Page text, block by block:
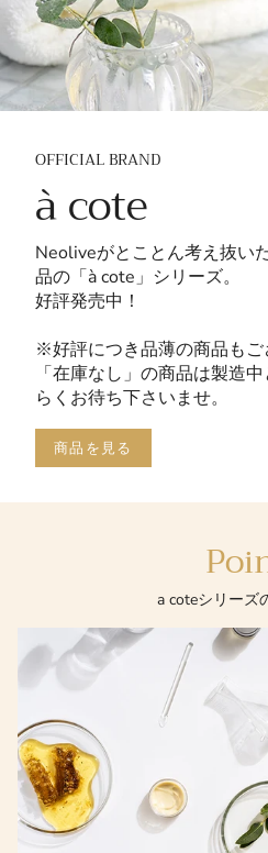
OFFICIAL BRAND
à cote
Neoliveがとことん考え抜い
品の「à cote」シリーズ。
好評発売中！
※好評につき品薄の商品もご
「在庫なし」の商品は製造
らくお待ち下さいませ。
商品を見る
a coteシリーズ